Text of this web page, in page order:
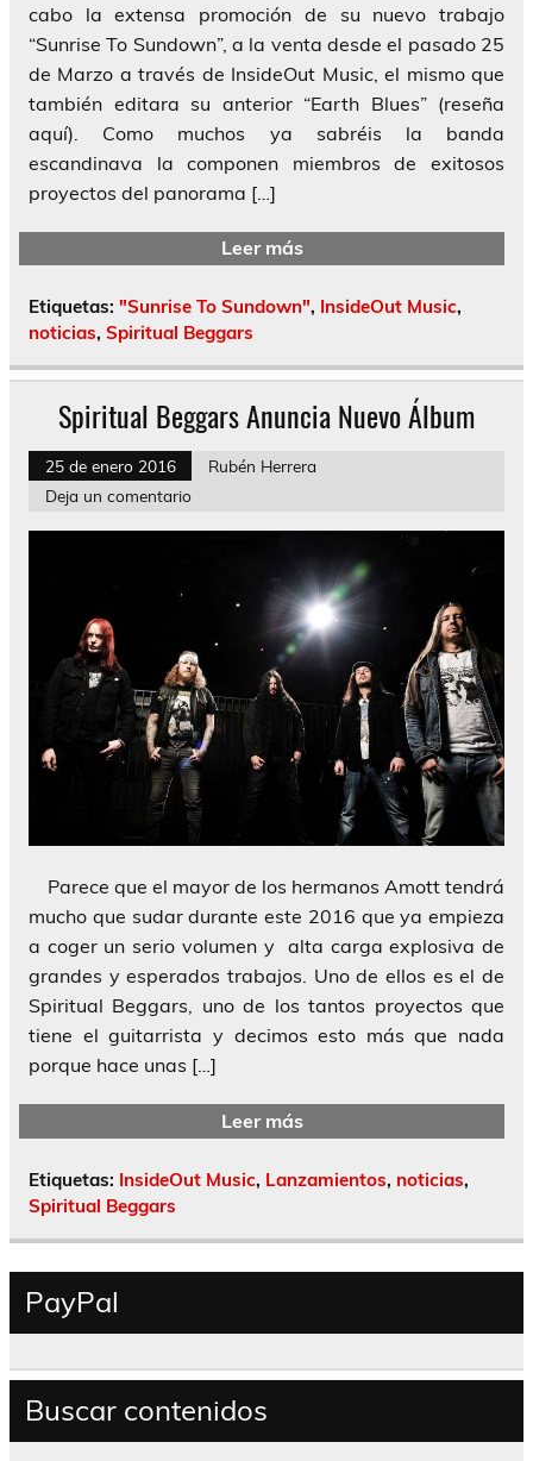
cabo la extensa promoción de su nuevo trabajo
“Sunrise To Sundown”, a la venta desde el pasado 25
de Marzo a través de InsideOut Music, el mismo que
también editara su anterior “Earth Blues” (reseña
aquí). Como muchos ya sabréis la banda
escandinava la componen miembros de exitosos
proyectos del panorama […]
Leer más
Etiquetas: "Sunrise To Sundown", InsideOut Music,
noticias, Spiritual Beggars
Spiritual Beggars Anuncia Nuevo Álbum
25 de enero 2016
Rubén Herrera
Deja un comentario
Parece que el mayor de los hermanos Amott tendrá
mucho que sudar durante este 2016 que ya empieza
a coger un serio volumen y alta carga explosiva de
grandes y esperados trabajos. Uno de ellos es el de
Spiritual Beggars, uno de los tantos proyectos que
tiene el guitarrista y decimos esto más que nada
porque hace unas […]
Leer más
Etiquetas: InsideOut Music, Lanzamientos, noticias,
Spiritual Beggars
PayPal
Buscar contenidos